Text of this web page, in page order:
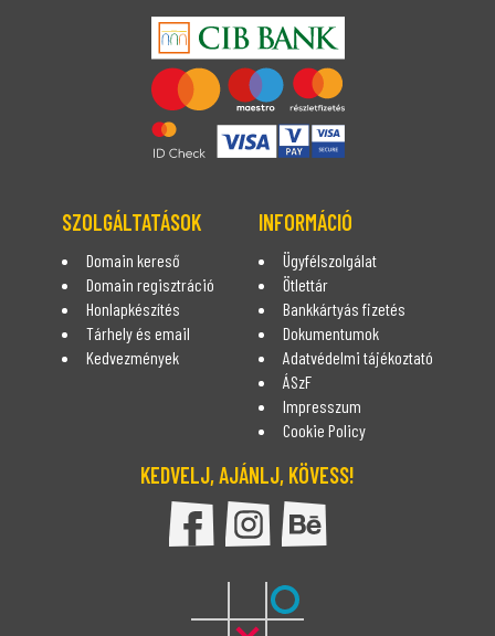
SZOLGÁLTATÁSOK
Domain kereső
Domain regisztráció
Honlapkészítés
Tárhely és email
Kedvezmények
INFORMÁCIÓ
Ügyfélszolgálat
Ötlettár
Bankkártyás fizetés
Dokumentumok
Adatvédelmi tájékoztató
ÁSzF
Impresszum
Cookie Policy
KEDVELJ, AJÁNLJ, KÖVESS!
DomDom Facebook oldala